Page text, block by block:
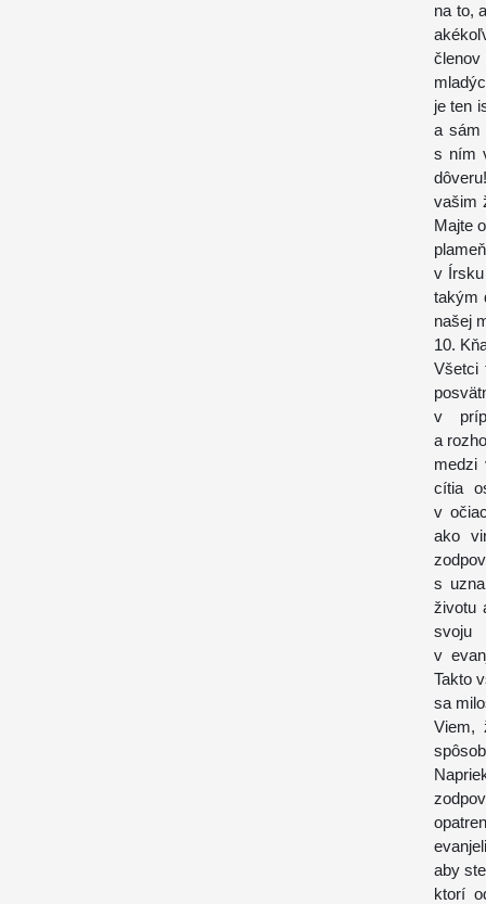
na to,
je ten
a sám
s ním
vašim
Majte
v Írsku
takým
našej
10.
Všetci
v
a
medzi
cítia
v
ako
s
životu
svoju
v
Takto
sa
Viem,
aby
ktorí